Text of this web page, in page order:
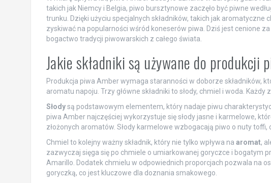
takich jak Niemcy i Belgia, piwo bursztynowe zaczęło być piwne
trunku. Dzięki użyciu specjalnych składników, takich jak aromatyczne
zyskiwać na popularności wśród koneserów piwa. Dziś jest cenione
bogactwo tradycji piwowarskich z całego świata.
Jakie składniki są używane do produkcji
Produkcja piwa Amber wymaga staranności w doborze składników,
aromatu napoju. Trzy główne składniki to słody, chmiel i woda.
Słodysą podstawowym elementem, który nadaje piwu
piwa Amber najczęściej wykorzystuje się słody jasne i karmelowe,
złożonych aromatów. Słody karmelowe wzbogacają piwo o nuty toffi,
Chmiel to kolejny ważny składnik, który nie tylko wpływa na aromat,
zazwyczaj sięga się po chmiele o umiarkowanej goryczce i bogatym
Amarillo. Dodatek chmielu w odpowiednich proporcjach pozwala na
goryczką, co jest kluczowe dla doznania smakowego.